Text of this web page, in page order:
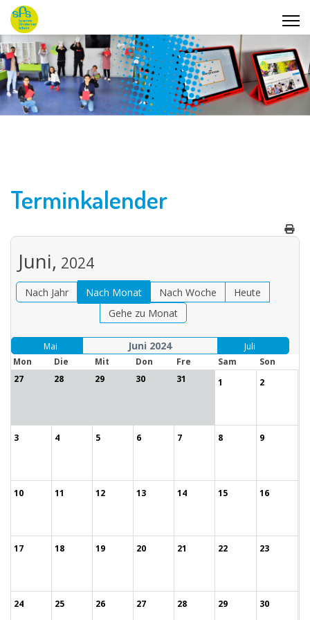
Terminkalender
Juni, 2024
Nach Jahr Nach Monat Nach Woche
Heute
Gehe zu Monat
Mai Juni 2024
Juli
Mon
Die Mit Don Fre Sam
Son
27
28 29 30 31 1 2
3 4 5 6 7 8 9
10 11 12 13 14 15 16
17 18 19 20 21 22 23
24 25 26 27 28 29 30